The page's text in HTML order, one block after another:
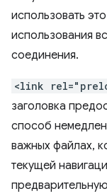
использовать
использования
соединения.
<link
заголовка
способ
важных файлах,
текущей